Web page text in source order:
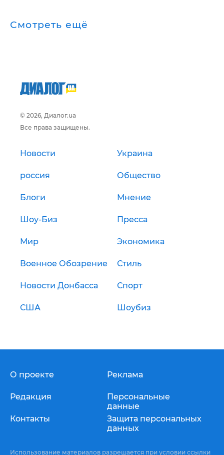
Смотреть ещё
© 2026, Диалог.ua
Все права защищены.
Новости Украина
россия Общество
Блоги Мнение
Шоу-Биз Пресса
Мир Экономика
Военное Обозрение Стиль
Новости Донбасса Спорт
США Шоубиз
О проекте
Редакция
Контакты
Реклама
Персональные
данные
Защита персональных
данных
Использование материалов разрешается при условии ссылки